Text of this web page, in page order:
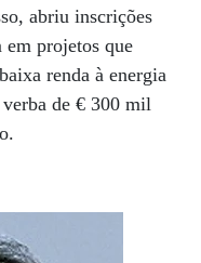
abriu inscrições
em projetos que
renda à energia
de € 300 mil